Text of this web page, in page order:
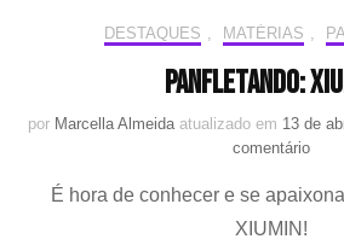
DESTAQUES MATÉRIAS
PANFLETANDO:
por Marcella Almeida atualizado em 13 de
comentárioem
É hora de conhecer e se
XIUMIN!